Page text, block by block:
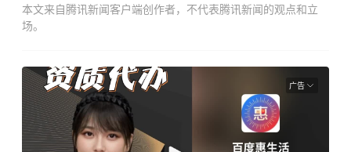
本文来自腾讯新闻客户端创作者，不代表腾讯新闻的观点和立
场。
广告